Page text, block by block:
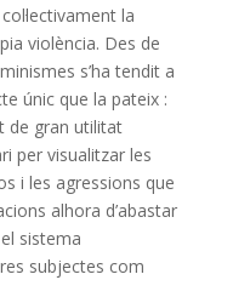
la
violència. Des de
s’ha tendit a
únic que la pateix :
de gran utilitat
per visualitzar les
i les agressions que
alhora d’abastar
sistema
subjectes com